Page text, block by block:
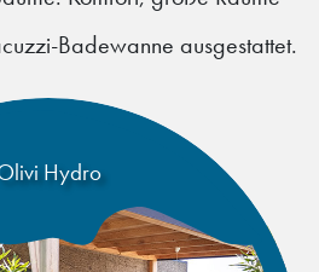
Badewanne ausgestattet.
Hydro